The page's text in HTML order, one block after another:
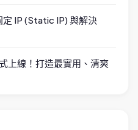
IP (Static IP) 與解決
上線！打造最實用、清爽